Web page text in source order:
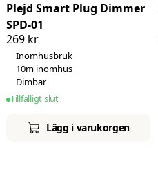
Plejd Smart Plug Dimmer
SPD-01
269 kr
Inomhusbruk
10m inomhus
Dimbar
Tillfälligt slut
Lägg i varukorgen